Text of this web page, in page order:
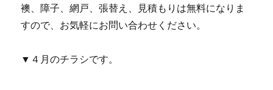
襖、障子、網戸、張替え、見積もりは無料になりま
すので、お気軽にお問い合わせください。
▼４月のチラシです。